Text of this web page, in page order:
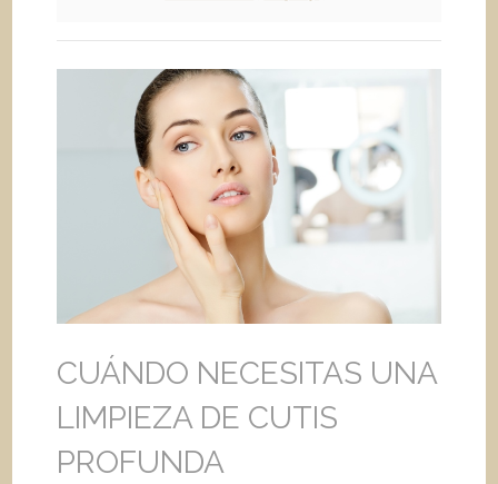
CUÁNDO NECESITAS UNA
LIMPIEZA DE CUTIS
PROFUNDA